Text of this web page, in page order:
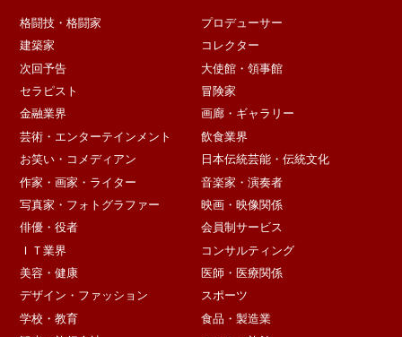
格闘技・格闘家
プロデューサー
建築家
コレクター
次回予告
大使館・領事館
セラピスト
冒険家
金融業界
画廊・ギャラリー
芸術・エンターテインメント
飲食業界
お笑い・コメディアン
日本伝統芸能・伝統文化
作家・画家・ライター
音楽家・演奏者
写真家・フォトグラファー
映画・映像関係
俳優・役者
会員制サービス
ＩＴ業界
コンサルティング
美容・健康
医師・医療関係
デザイン・ファッション
スポーツ
学校・教育
食品・製造業